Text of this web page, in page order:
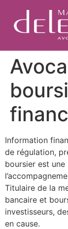
Information
de régulation,
boursier est
Titulaire de la
bancaire et
investisseurs,
en cause.